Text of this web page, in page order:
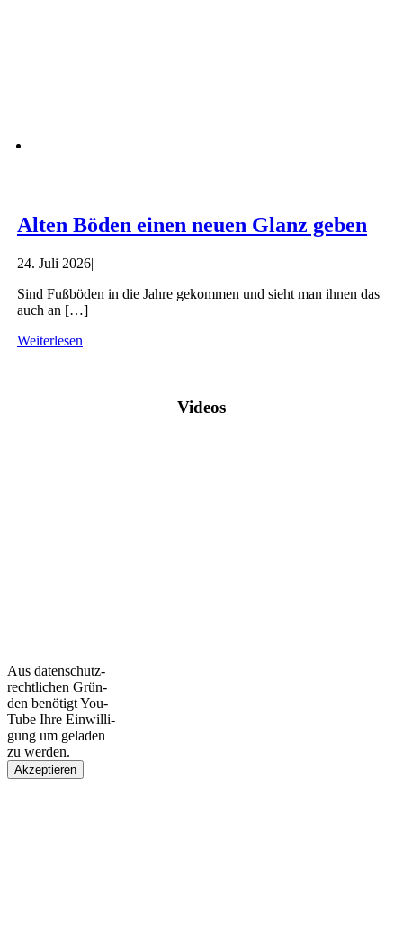
Alten Böden einen neuen Glanz geben
24. Juli 2026|
Sind Fuß­bö­den in die Jah­re gekom­men und sieht man ihnen das
auch an […]
Wei­ter­le­sen
Videos
Aus daten­schutz­
recht­li­chen Grün­
den benö­tigt You­
Tube Ihre Ein­wil­li­
gung um gela­den
zu wer­den.
Akzeptieren